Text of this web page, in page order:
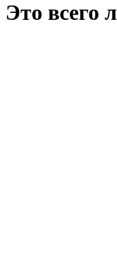
Это всего